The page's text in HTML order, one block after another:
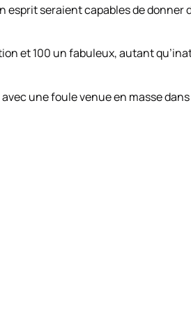
esprit seraient capables de donner
et 100 un fabuleux, autant
une foule venue en masse